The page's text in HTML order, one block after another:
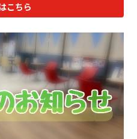
こちら